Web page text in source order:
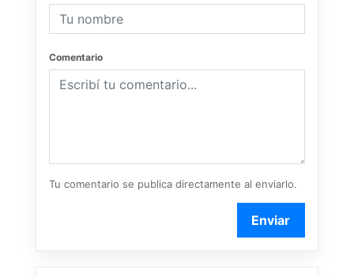
Comentario
Tu comentario se publica directamente al enviarlo.
Enviar